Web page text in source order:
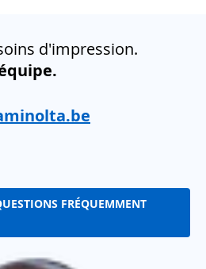
d'impression.
FRÉQUEMMENT